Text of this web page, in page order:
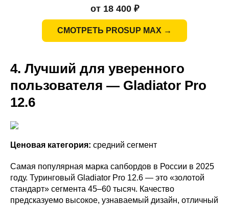
от 18 400 ₽
СМОТРЕТЬ PROSUP MAX →
4. Лучший для уверенного
пользователя — Gladiator Pro
12.6
Ценовая категория: средний сегмент
Самая популярная марка сапбордов в России в 2025
году. Туринговый Gladiator Pro 12.6 — это «золотой
стандарт» сегмента 45–60 тысяч. Качество
предсказуемо высокое, узнаваемый дизайн, отличный